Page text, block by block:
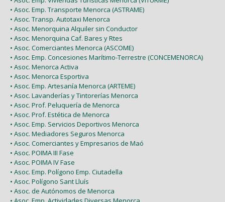
• Asoc. Emp. Transporte Menorca (ASTRAME)
• Asoc. Transp. Autotaxi Menorca
• Asoc. Menorquina Alquiler sin Conductor
• Asoc. Menorquina Caf. Bares y Rtes
• Asoc. Comerciantes Menorca (ASCOME)
• Asoc. Emp. Concesiones Marítimo-Terrestre (CONCEMENORCA)
• Asoc. Menorca Activa
• Asoc. Menorca Esportiva
• Asoc. Emp. Artesanía Menorca (ARTEME)
• Asoc. Lavanderías y Tintorerías Menorca
• Asoc. Prof. Peluquería de Menorca
• Asoc. Prof. Estética de Menorca
• Asoc. Emp. Servicios Deportivos Menorca
• Asoc. Mediadores Seguros Menorca
• Asoc. Comerciantes y Empresarios de Maó
• Asoc. POIMA III Fase
• Asoc. POIMA IV Fase
• Asoc. Emp. Polígono Emp. Ciutadella
• Asoc. Polígono Sant Lluís
• Asoc. de Autónomos de Menorca